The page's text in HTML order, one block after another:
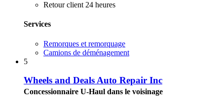
Retour client 24 heures
Services
Remorques et remorquage
Camions de déménagement
5
Wheels and Deals Auto Repair Inc
Concessionnaire U-Haul dans le voisinage